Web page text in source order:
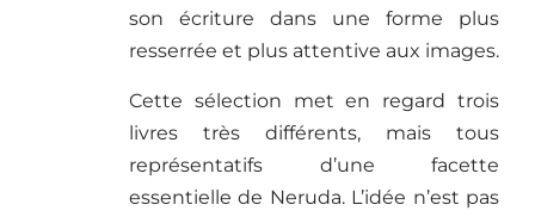
son écriture dans une forme plus
resserrée et plus attentive aux images.
Cette sélection met en regard trois
livres très différents, mais tous
représentatifs d’une facette
essentielle de Neruda. L’idée n’est pas